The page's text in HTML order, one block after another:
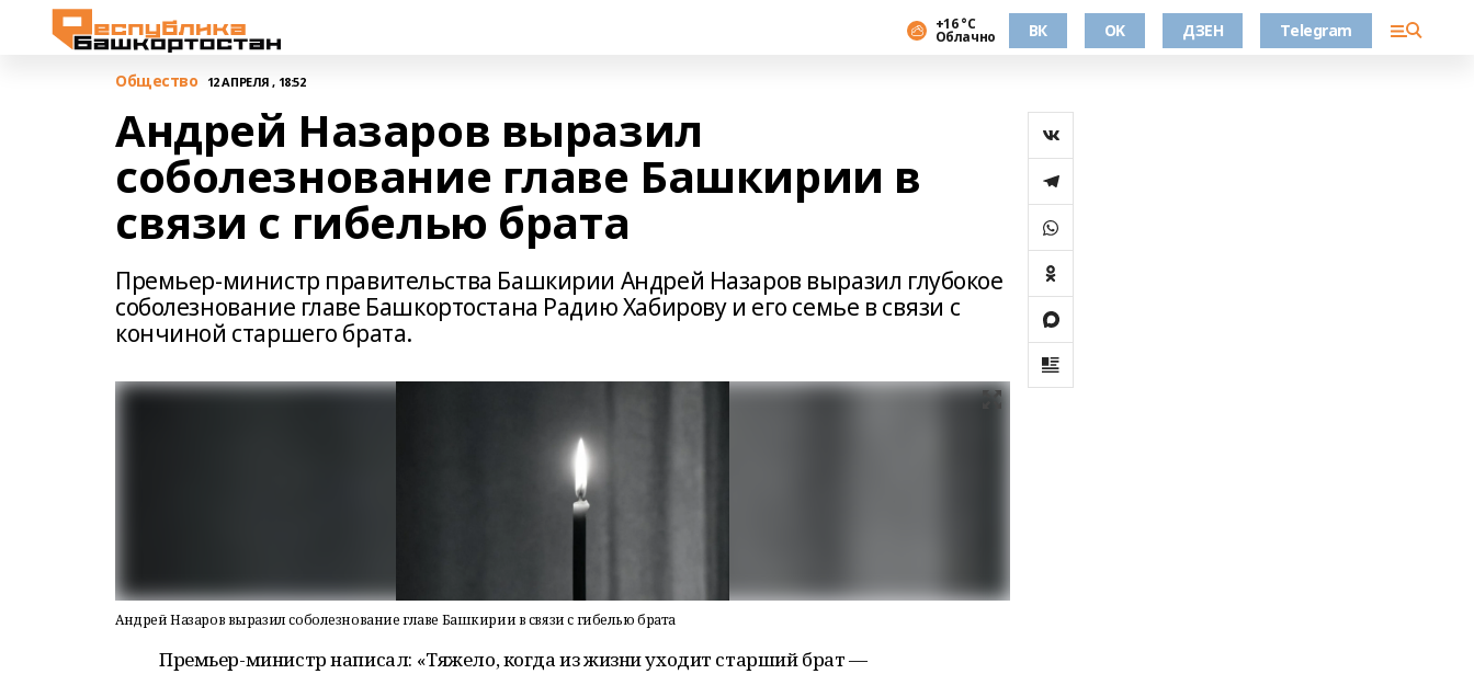
+16 °С
Облачно ВК OK ДЗЕН Telegram
Общество 12 АПРЕЛЯ , 18:52
Андрей Назаров выразил
соболезнование главе Башкирии в
связи с гибелью брата
Премьер-министр правительства Башкирии Андрей Назаров выразил глубокое
соболезнование главе Башкортостана Радию Хабирову и его семье в связи с
кончиной старшего брата.
Андрей Назаров выразил соболезнование главе Башкирии в связи с гибелью брата
Премьер-министр написал: «Тяжело, когда из жизни уходит старший брат —